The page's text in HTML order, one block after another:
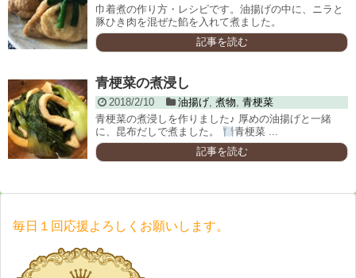
巾着煮の作り方・レシピです。油揚げの中に、ニラと
豚ひき肉を混ぜた餡を入れて煮ました。
記事を読む
青梗菜の煮浸し
2018/2/10 油揚げ, 煮物, 青梗菜
青梗菜の煮浸しを作りました♪ 厚めの油揚げと一緒
に、昆布だしで煮ました。
青梗菜 ...
記事を読む
毎日１回応援よろしくお願いします。